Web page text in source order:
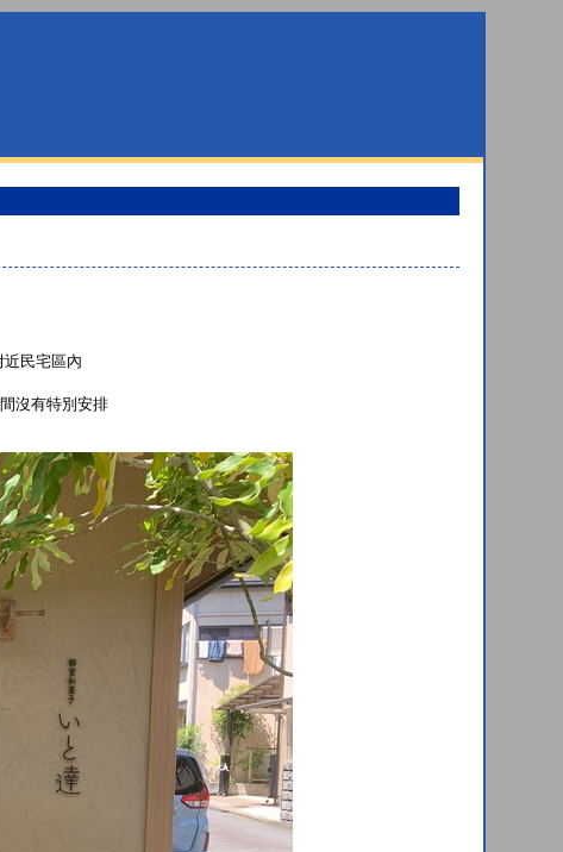
近民宅區內
沒有特別安排